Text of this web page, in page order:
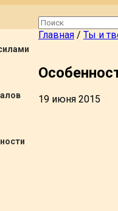
Главная / Ты и
19 июня 2015